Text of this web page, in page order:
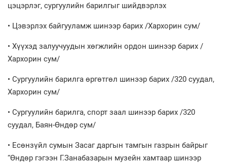
цэцэрлэг, сургуулийн барилгыг шийдвэрлэх
• Цэвэрлэх байгууламж шинээр барих /Хархорин сум/
• Хүүхэд залуучуудын хөгжлийн ордон шинээр барих /
Хархорин сум/
• Сургуулийн барилга өргөтгөл шинээр барих /320 суудал,
Хархорин сум/
• Сургуулийн барилга, спорт заал шинээр барих /320
суудал, Баян-Өндөр сум/
• Есөнзүйл сумын Засаг даргын тамгын газрын байрыг
“Өндөр гэгээн Г.Занабазарын музейн хамтаар шинээр